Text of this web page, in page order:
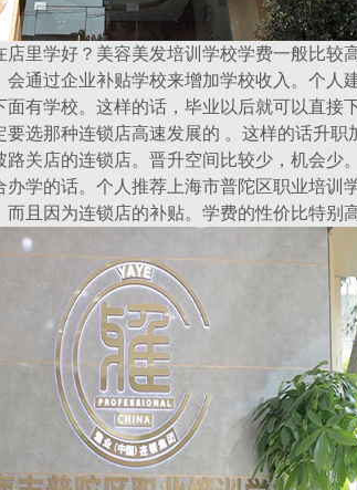
学好？美容美发培训学校学费一般比较
通过企业补贴学校来增加学校收入。个人
有学校。这样的话，毕业以后就可以直接
选那种连锁店高速发展的 。这样的话升
路关店的连锁店。晋升空间比较少，机会少
学的话。个人推荐上海市普陀区职业培训
且因为连锁店的补贴。学费的性价比特别高